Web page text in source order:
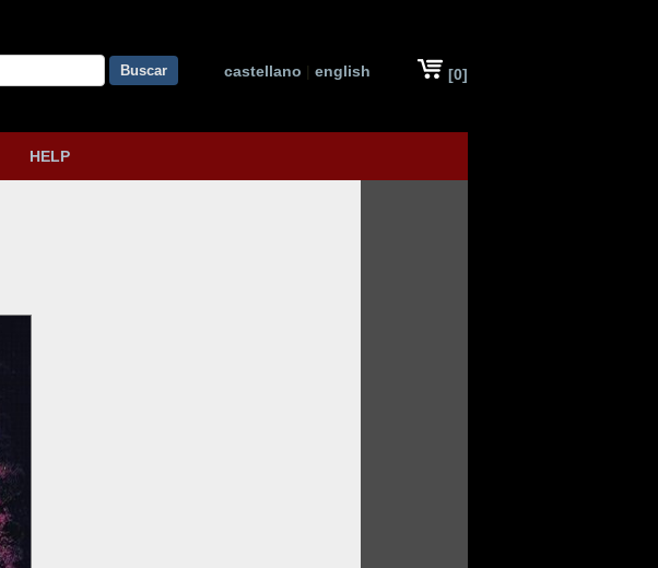
Buscar castellano | english [0]
HELP